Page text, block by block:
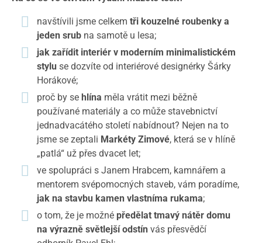
navštívili jsme celkem tři kouzelné roubenky a
jeden srub na samotě u lesa;
jak zařídit interiér v moderním minimalistickém
stylu se dozvíte od interiérové designérky Šárky
Horákové;
proč by se hlína měla vrátit mezi běžně
používané materiály a co může stavebnictví
jednadvacátého století nabídnout? Nejen na to
jsme se zeptali Markéty Zimové, která se v hlíně
„patlá“ už přes dvacet let;
ve spolupráci s Janem Hrabcem, kamnářem a
mentorem svépomocných staveb, vám poradíme,
jak na stavbu kamen vlastníma rukama;
o tom, že je možné předělat tmavý nátěr domu
na výrazně světlejší odstín vás přesvědčí